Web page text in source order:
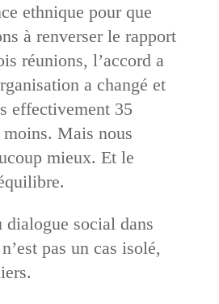
ethnique pour que
à renverser le rapport
réunions, l’accord a
a changé et
effectivement 35
Mais nous
mieux. Et le
dialogue social dans
pas un cas isolé,